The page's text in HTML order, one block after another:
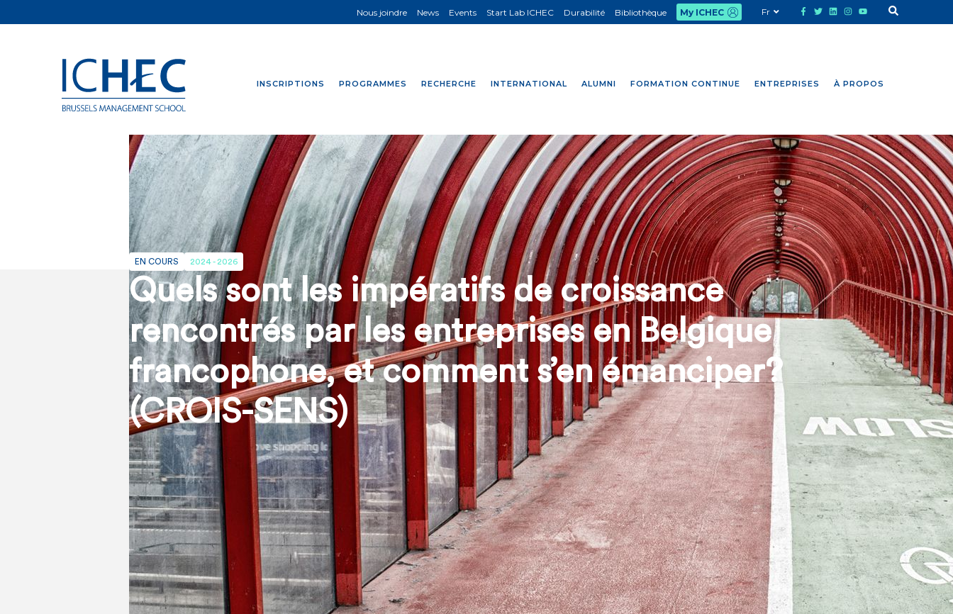
INSCRIPTIONS PROGRAMMES RECHERCHE INTERNATIONAL ALUMNI FORMATION CONTINUE ENTREPRISES À PROPOS
Nous joindre News Events Start Lab ICHEC Durabilité Bibliothèque My ICHEC Fr
Quels sont les impératifs de croissance
rencontrés par les entreprises en Belgique
francophone, et comment s’en émanciper?
(CROIS-SENS)
EN COURS 2024 - 2026
Le projet CROIS-SENS analyse, à travers des études de cas